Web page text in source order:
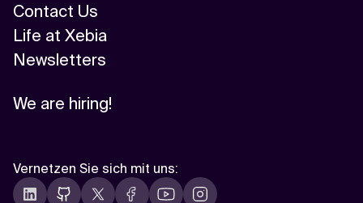
Contact Us
Life at Xebia
Newsletters
We are hiring!
Vernetzen Sie sich mit uns: